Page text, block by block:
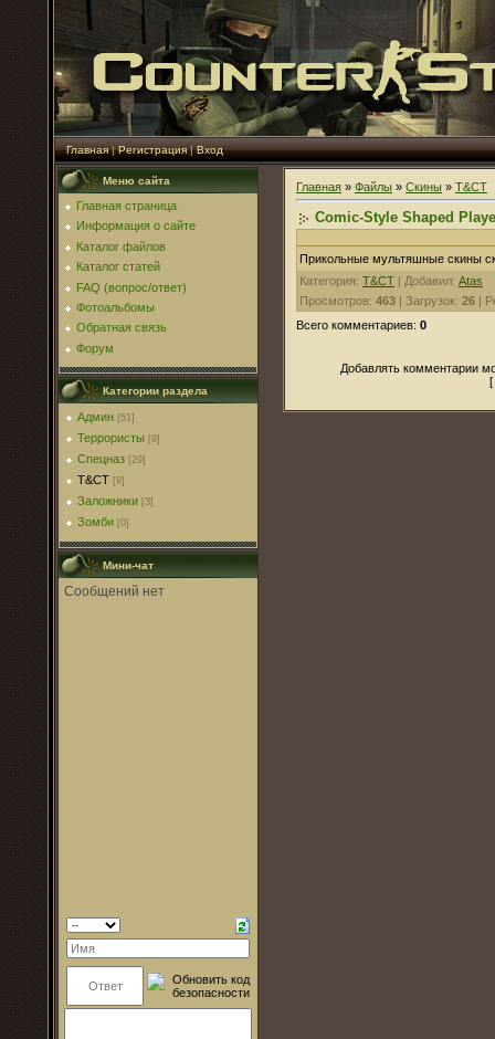
Главная|Регистрация|Вход
Меню сайта
Главная страница
Информация о сайте
Каталог файлов
Каталог статей
FAQ (вопрос/ответ)
Фотоальбомы
Обратная связь
Форум
Категории раздела
Админ [51]
Террористы [9]
Спецназ [29]
T&CT [9]
Заложники [3]
Зомби [0]
Мини-чат
Главная » Файлы » Скины » T&CT
Comic-Style Shaped
Прикольные мультяшные скины
Категория: T&CT | Добавил: Atas
Просмотров: 463 | Загрузок: 26 |
Всего комментариев: 0
Добавлять комментарии
[